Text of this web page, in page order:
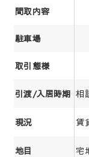
間取内容
駐車場
取引態様
引渡/入居時期 相
現況 賃
地目 宅